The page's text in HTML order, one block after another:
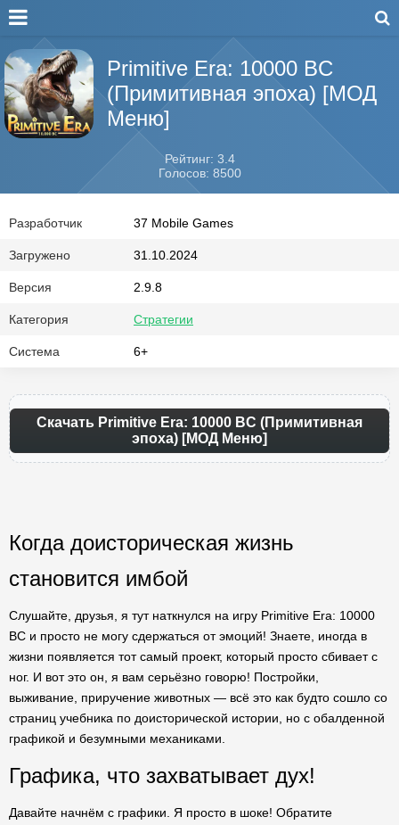
Primitive Era: 10000 BC
(Примитивная эпоха) [МОД
Меню]
Рейтинг: 3.4
Голосов: 8500
Разработчик 37 Mobile Games
Загружено 31.10.2024
Версия 2.9.8
Категория Стратегии
Система 6+
Скачать Primitive Era: 10000 BC (Примитивная
эпоха) [МОД Меню]
Когда доисторическая жизнь
становится имбой
Слушайте, друзья, я тут наткнулся на игру Primitive Era: 10000
BC и просто не могу сдержаться от эмоций! Знаете, иногда в
жизни появляется тот самый проект, который просто сбивает с
ног. И вот это он, я вам серьёзно говорю! Постройки,
выживание, приручение животных — всё это как будто сошло со
страниц учебника по доисторической истории, но с обалденной
графикой и безумными механиками.
Графика, что захватывает дух!
Давайте начнём с графики. Я просто в шоке! Обратите